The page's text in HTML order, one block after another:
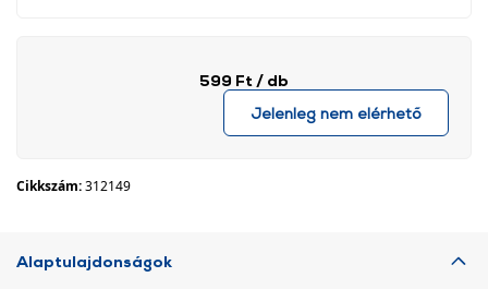
599 Ft / db
Jelenleg nem elérhető
Cikkszám:312149
Alaptulajdonságok